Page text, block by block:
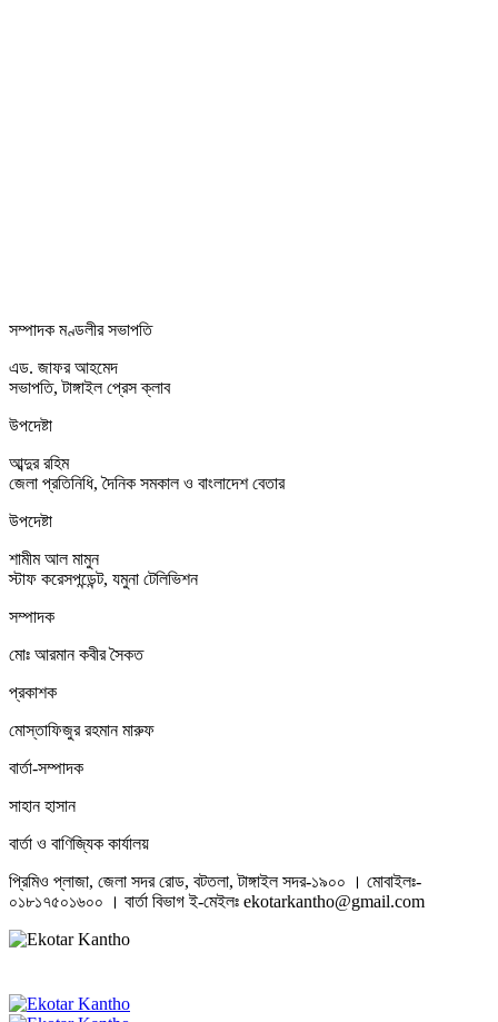
সম্পাদক মণ্ডলীর সভাপতি
এড. জাফর আহমেদ
সভাপতি, টাঙ্গাইল প্রেস ক্লাব
উপদেষ্টা
আব্দুর রহিম
জেলা প্রতিনিধি, দৈনিক সমকাল ও বাংলাদেশ বেতার
উপদেষ্টা
শামীম আল মামুন
স্টাফ করেসপন্ডেন্ট, যমুনা টেলিভিশন
সম্পাদক
মোঃ আরমান কবীর সৈকত
প্রকাশক
মোস্তাফিজুর রহমান মারুফ
বার্তা-সম্পাদক
সাহান হাসান
বার্তা ও বাণিজ্যিক কার্যালয়
প্রিমিও প্লাজা, জেলা সদর রোড, বটতলা, টাঙ্গাইল সদর-১৯০০ । মোবাইলঃ-
০১৮১৭৫০১৬০০ । বার্তা বিভাগ ই-মেইলঃ ekotarkantho@gmail.com